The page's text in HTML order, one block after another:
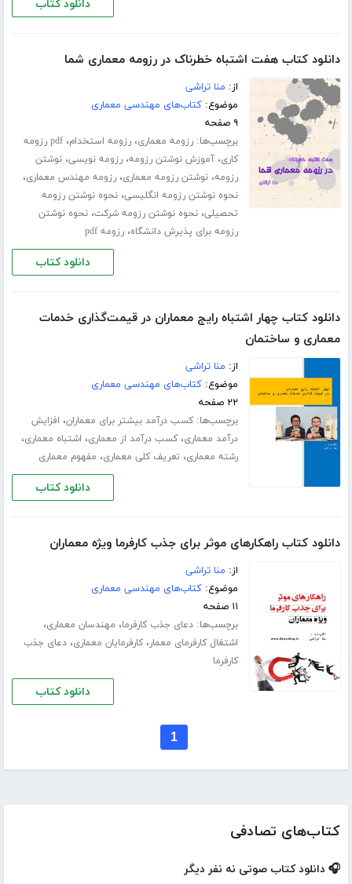
کتاب‌های تصادفی
🎧 دانلود کتاب صوتی نه نفر دیگر
دانلود کتاب
دانلود کتاب هفت اشتباه خطرناک در رزومه معماری شما
از: منا تراشی
موضوع:کتاب‌های مهندسی معماری
۹ صفحه
برچسب‌ها:رزومه معماری،رزومه استخدام،
pdf رزومه
کاری،آموزش نوشتن رزومه،رزومه نویسی،نوشتن
رزومه،نوشتن رزومه معماری،رزومه مهندس معماری،
نحوه نوشتن رزومه انگلیسی،نحوه نوشتن رزومه
تحصیلی،نحوه نوشتن رزومه شرکت،نحوه نوشتن
رزومه برای پذیرش دانشگاه،رزومه pdf
دانلود کتاب
دانلود کتاب چهار اشتباه رایج معماران در قیمت‌گذاری خدمات
معماری و ساختمان
از: منا تراشی
موضوع:کتاب‌های مهندسی معماری
۲۲ صفحه
برچسب‌ها:کسب درآمد بیشتر برای معماران، افزایش
درآمد معماری،کسب درآمد از معماری، اشتباه معماری،
رشته معماری، تعریف کلی معماری، مفهوم معماری
دانلود کتاب
دانلود کتاب راهکارهای موثر برای جذب کارفرما ویژه معماران
از: منا تراشی
موضوع:کتاب‌های مهندسی معماری
۱۱ صفحه
برچسب‌ها:دعای جذب کارفرما، مهندسان معماری،
اشتغال کارفرمای معمار،کارفرمایان معماری،دعای جذب
کارفرما
دانلود کتاب
1